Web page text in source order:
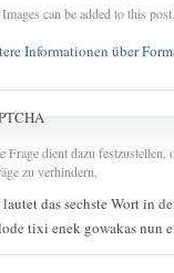
Images can be added to this post.
Informationen über
Frage dient dazu
zu verhindern.
das sechste Wort in
tixi enek gowakas nun